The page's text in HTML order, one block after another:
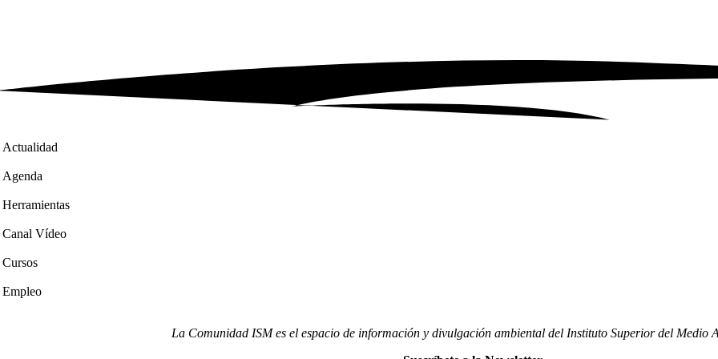
Actualidad
Agenda
Herramientas
Canal Vídeo
Cursos
Empleo
La Comunidad ISM es el espacio de información y divulgación ambiental del Instituto Superior del Medio